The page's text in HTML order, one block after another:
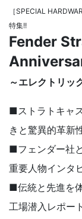
［SPECIAL
特集!!
Fender
～エレクトリッ
■ストラトキャ
きと驚異的革新
■フェンダー社
重要人物インタ
■伝統と先進を
工場潜入レポート